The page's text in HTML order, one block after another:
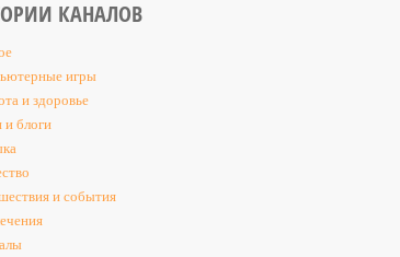
КАНАЛОВ
игры
и здоровье
блоги
и события